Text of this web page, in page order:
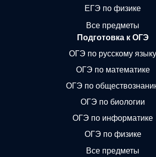
ЕГЭ по физике
Все предметы
Подготовка к ОГЭ
ОГЭ по русскому языку
ОГЭ по математике
ОГЭ по
ОГЭ по биологии
ОГЭ по информатике
ОГЭ по физике
Все предметы